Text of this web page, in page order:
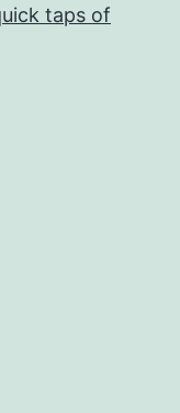
taps of